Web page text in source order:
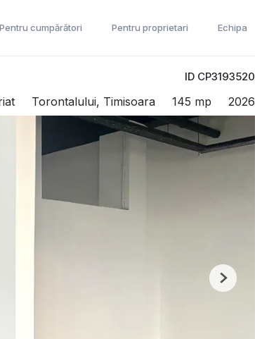
Pentru cumpărători Pentru proprietari Echipa
ID CP3193520
Torontalului, Timisoara 145 mp 2026
Next